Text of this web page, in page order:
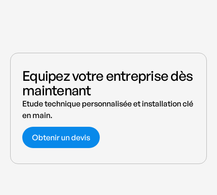
Equipez votre entreprise dès
maintenant
Etude technique personnalisée et installation clé
en main.
Obtenir un devis